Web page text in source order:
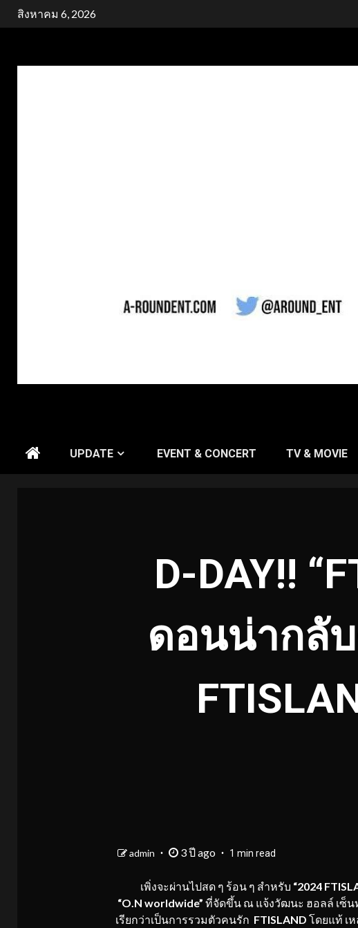
Skipสิงหาคม 6, 2026
UPDATE EVENT & CONCERT TV & MOVIE
D-DAY!!
ดอนน่ากลั
admin 3 ปี ago 1 min read
เพิ่งจะผ่านไปสด ๆ ร้อน ๆ สำหรับ “2024
“O.N worldwide” ที่จัดขึ้น ณ แจ้งวัฒนะ ฮอลล์ เซ็
เรียกว่าเป็นการรวมตัวคนรัก FTISLAND โดยแท้ เ